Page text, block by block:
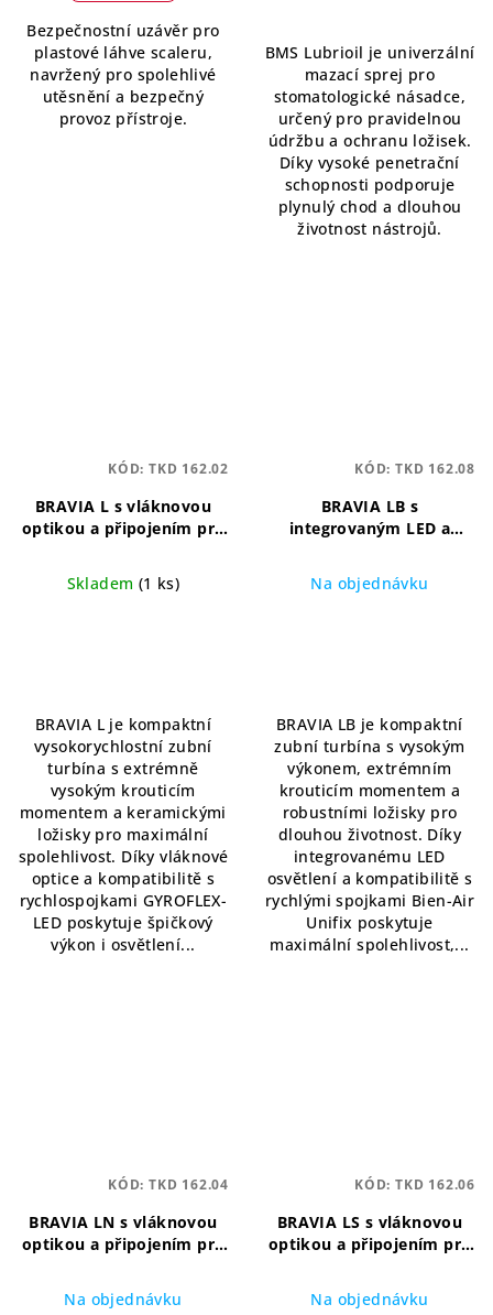
Bezpečnostní uzávěr pro
plastové láhve scaleru,
navržený pro spolehlivé
utěsnění a bezpečný
provoz přístroje.
BMS Lubrioil je univerzální
mazací sprej pro
stomatologické násadce,
určený pro pravidelnou
údržbu a ochranu ložisek.
Díky vysoké penetrační
schopnosti podporuje
plynulý chod a dlouhou
životnost nástrojů.
BRAVIA L s vláknovou
optikou a připojením pro
MULTIflex/GYROFLEX-
L(LED)Kompaktní
Skladem (1 ks)
z
5
hvězdiček.
BRAVIA L je kompaktní
vysokorychlostní zubní
turbína s extrémně
vysokým krouticím
momentem a keramickými
ložisky pro maximální
spolehlivost. Díky vláknové
optice a kompatibilitě s
rychlospojkami GYROFLEX-
LED poskytuje špičkový
výkon i osvětlení...
KÓD: TKD 162.02
BRAVIA LB s
integrovaným LED a
spojení Bien-Air Unifix
Kompaktní
Na objednávku
z
5
hvězdiček.
BRAVIA LB je kompaktní
zubní turbína s vysokým
výkonem, extrémním
krouticím momentem a
robustními ložisky pro
dlouhou životnost. Díky
integrovanému LED
osvětlení a kompatibilitě s
rychlými spojkami Bien-Air
Unifix poskytuje
maximální spolehlivost,...
KÓD: TKD 162.08
BRAVIA LN s vláknovou
optikou a připojením pro
Kompaktní
vysokorychlostní turbína
Na objednávku
KÓD: TKD 162.04
BRAVIA LS s vláknovou
optikou a připojením pro
Kompaktní
vysokorychlostní turbína
Na objednávku
KÓD: TKD 162.06